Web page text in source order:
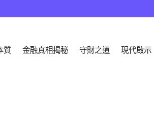
質 金融真相揭秘 守財之道 現代啟示